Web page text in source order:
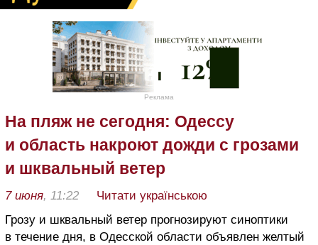
Реклама
На пляж не сегодня: Одессу
и область накроют дожди с грозами
и шквальный ветер
7 июня, 11:22
Читати українською
Грозу и шквальный ветер прогнозируют синоптики
в течение дня, в Одесской области объявлен желтый